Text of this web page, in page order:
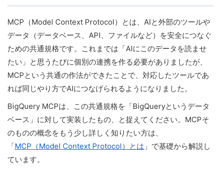
MCP（Model Context Protocol）とは、AIと外部のツールや
データ（データベース、API、ファイルなど）を安全につなぐ
ための共通規格です。これまでは「AIにこのデータを読ませ
たい」と思うたびに個別の連携を作る必要がありましたが、
MCPという共通の作法ができたことで、対応したツールであ
れば同じやり方でAIにつなげられるようになりました。
BigQuery MCPは、この共通規格を「BigQueryというデータ
ベース」に対して実装したもの、と捉えてください。MCPそ
のものの概念をもう少し詳しく知りたい方は、
「MCP（Model Context Protocol）とは 」で基礎から解説し
ています。